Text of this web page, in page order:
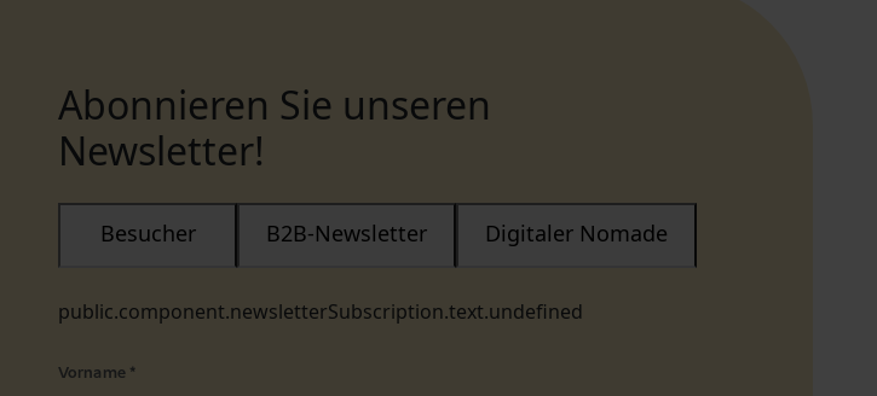
Abonnieren Sie unseren
Newsletter!
public.component.newsletterSubscription.text.undefined
Besucher B2B-Newsletter Digitaler Nomade
Vorname *